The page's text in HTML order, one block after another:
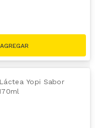
Yopi Sabor